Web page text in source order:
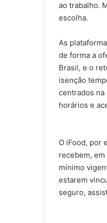
ao trabalho.
escolha.
As
de forma a
Brasil, e o
isenção
centrados
horários e
O iFood, por
recebem,
mínimo
estarem
seguro,